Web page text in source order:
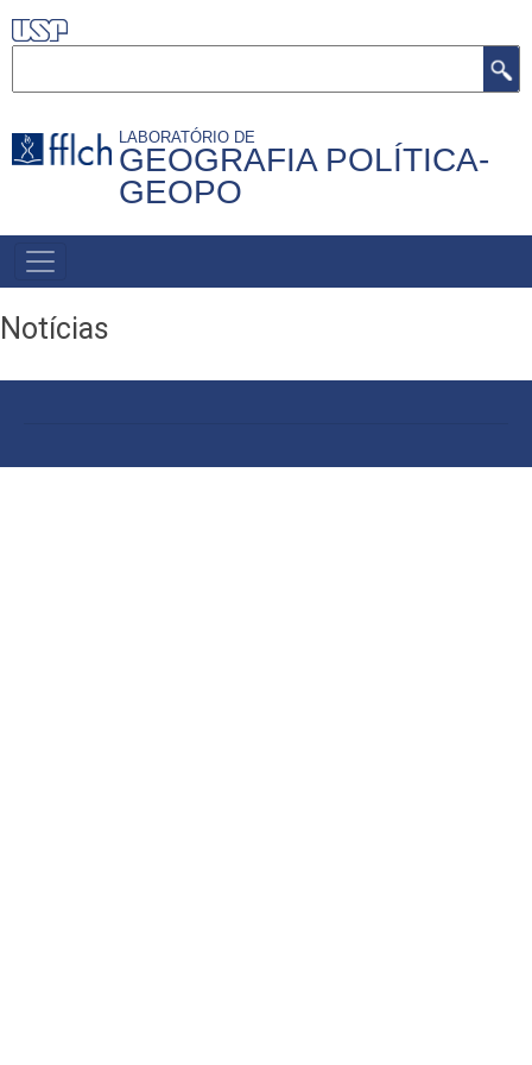
Pular
para
principal
LABORATÓRIO DE
GEOGRAFIA POLÍTICA-
GEOPO
NAVEGAÇÃO
PRINCIPAL
Notícias